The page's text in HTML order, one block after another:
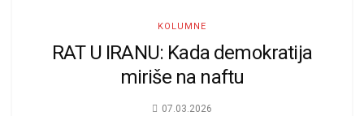
KOLUMNE
RAT U IRANU: Kada demokratija
miriše na naftu
07.03.2026